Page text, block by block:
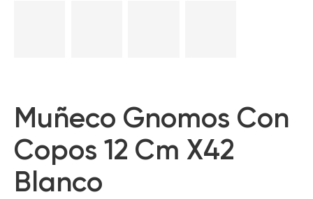
Muñeco Gnomos Con
Copos 12 Cm X42
Blanco